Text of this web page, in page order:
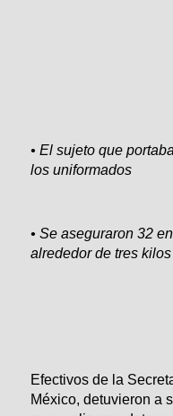
• El sujeto que
los uniformados
• Se aseguraron 32
alrededor de tres
Efectivos de la
México, detuvieron a